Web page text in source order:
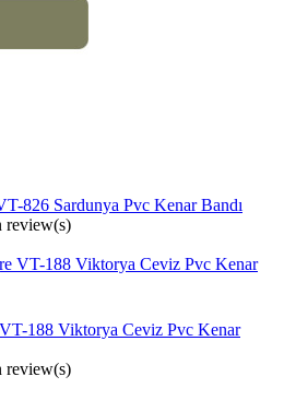
826 Sardunya Pvc Kenar Bandı
review(s)
188 Viktorya Ceviz Pvc Kenar
review(s)